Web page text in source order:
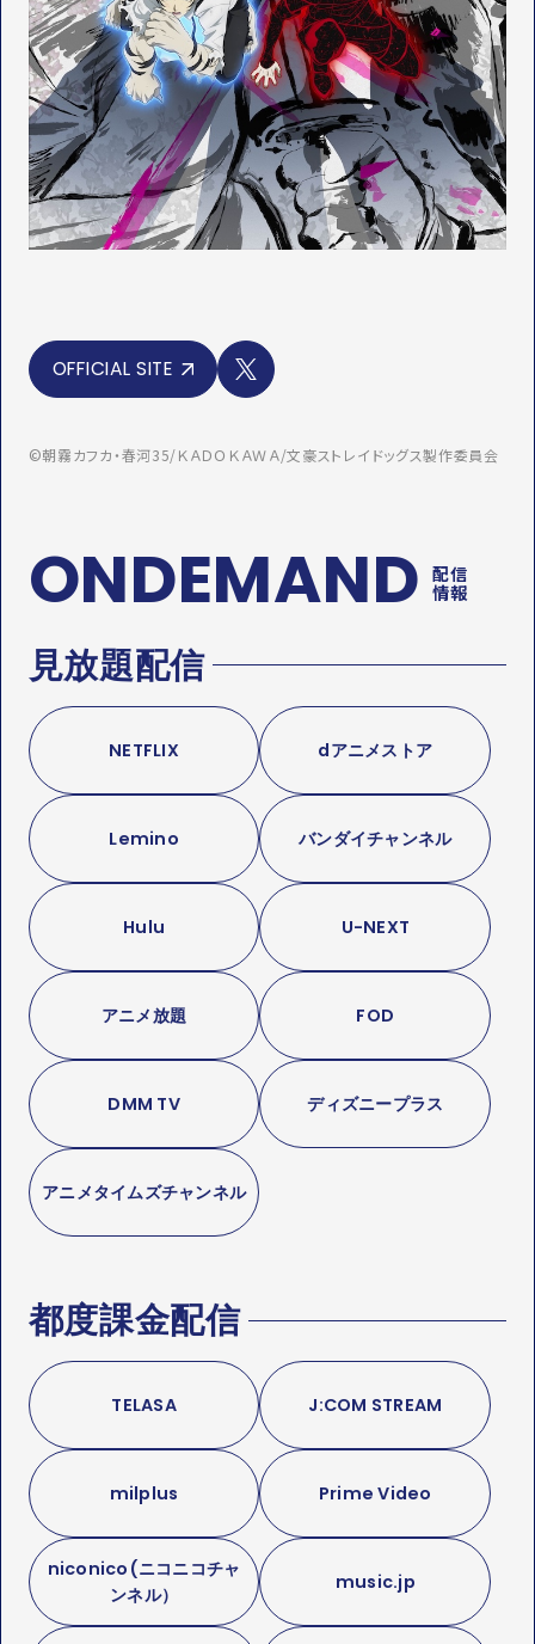
OFFICIAL SITE
X
©朝霧カフカ・春河35/ＫＡＤＯＫＡＷＡ/文豪ストレイドッグス製作委員会
ONDEMAND 配信
情報
見放題配信
NETFLIX dアニメストア
Lemino バンダイチャンネル
Hulu U-NEXT
アニメ放題 FOD
DMM TV ディズニープラス
アニメタイムズチャンネル
都度課金配信
TELASA J:COM STREAM
milplus Prime Video
niconico(ニコニコチャ
ンネル）
music.jp